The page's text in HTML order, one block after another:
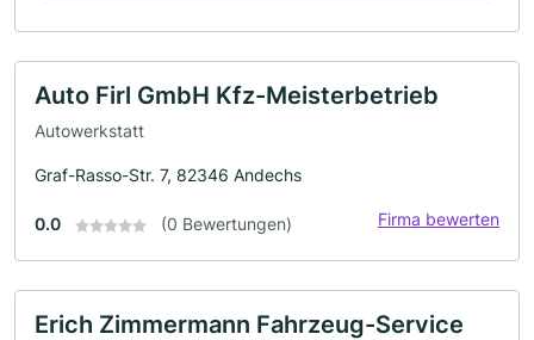
Auto Firl GmbH Kfz-Meisterbetrieb
Autowerkstatt
Graf-Rasso-Str. 7, 82346 Andechs
0.0 (0 Bewertungen) Firma bewerten
Erich Zimmermann Fahrzeug-Service